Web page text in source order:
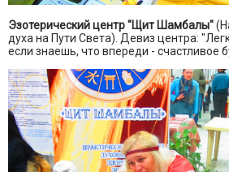
Эзотерический центр "Щит Шамбалы"
духа на Пути Света). Девиз центра:
если знаешь, что впереди - счастливое